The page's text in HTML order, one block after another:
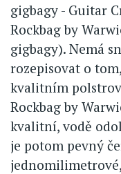
gigbagy - Guitar
Rockbag by
gigbagy). Nemá
rozepisovat o
kvalitním
Rockbag by
kvalitní, vodě
je potom pevný